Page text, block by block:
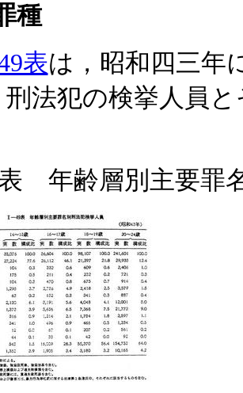
種
表は，昭和四三年
刑法犯の検挙人員
年齢層別主要罪